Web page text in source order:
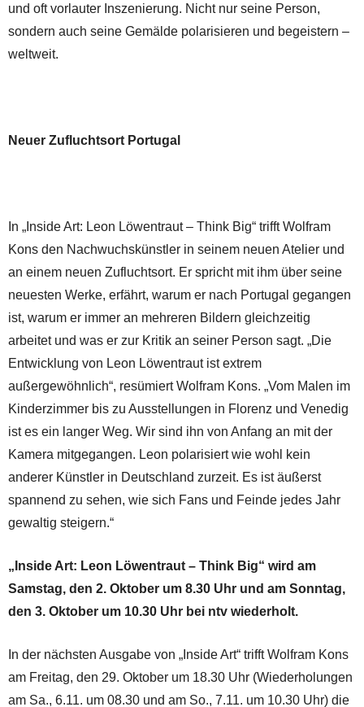
und oft vorlauter Inszenierung. Nicht nur seine Person,
sondern auch seine Gemälde polarisieren und begeistern –
weltweit.
Neuer Zufluchtsort Portugal
In „Inside Art: Leon Löwentraut – Think Big“ trifft Wolfram
Kons den Nachwuchskünstler in seinem neuen Atelier und
an einem neuen Zufluchtsort. Er spricht mit ihm über seine
neuesten Werke, erfährt, warum er nach Portugal gegangen
ist, warum er immer an mehreren Bildern gleichzeitig
arbeitet und was er zur Kritik an seiner Person sagt. „Die
Entwicklung von Leon Löwentraut ist extrem
außergewöhnlich“, resümiert Wolfram Kons. „Vom Malen im
Kinderzimmer bis zu Ausstellungen in Florenz und Venedig
ist es ein langer Weg. Wir sind ihn von Anfang an mit der
Kamera mitgegangen. Leon polarisiert wie wohl kein
anderer Künstler in Deutschland zurzeit. Es ist äußerst
spannend zu sehen, wie sich Fans und Feinde jedes Jahr
gewaltig steigern.“
„Inside Art: Leon Löwentraut – Think Big“ wird am
Samstag, den 2. Oktober um 8.30 Uhr und am Sonntag,
den 3. Oktober um 10.30 Uhr bei ntv wiederholt.
In der nächsten Ausgabe von „Inside Art“ trifft Wolfram Kons
am Freitag, den 29. Oktober um 18.30 Uhr (Wiederholungen
am Sa., 6.11. um 08.30 und am So., 7.11. um 10.30 Uhr) die